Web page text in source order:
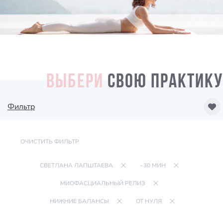
ВЫБЕРИ СВОЮ ПРАКТИКУ
Фильтр
ОЧИСТИТЬ ФИЛЬТР
СВЕТЛАНА ЛАПШТАЕВА ~30 МИН
МИОФАСЦИАЛЬНЫЙ РЕЛИЗ
НИЖНИЕ БАЛАНСЫ ОТ НУЛЯ